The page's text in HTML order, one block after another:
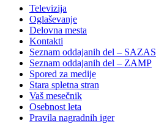
Televizija
Oglaševanje
Delovna mesta
Kontakti
Seznam oddajanih del – SAZAS
Seznam oddajanih del – ZAMP
Spored za medije
Stara spletna stran
Vaš mesečnik
Osebnost leta
Pravila nagradnih iger